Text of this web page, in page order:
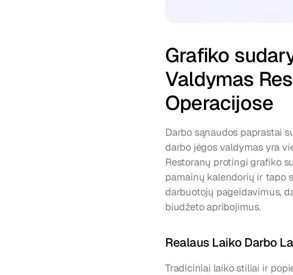
Grafiko
Valdymas
Operacijose
Darbo sąnaudos paprastai
darbo jėgos valdymas yra
Restoranų protingi grafiko
pamainų kalendorių ir tapo
darbuotojų pageidavimus,
biudžeto apribojimus.
Realaus Laiko Darbo
Tradiciniai laiko stiliai ir